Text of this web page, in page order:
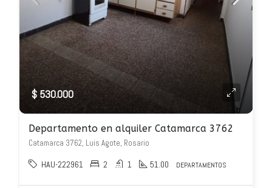
$ 530.000
Departamento en alquiler Catamarca 3762
Catamarca 3762, Luis Agote, Rosario
HAU-222961 2 1 51.00 DEPARTAMENTOS